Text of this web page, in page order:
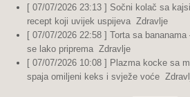
[ 07/07/2026 23:13 ] Sočni kolač sa
recept koji uvijek uspijeva Zdravlje
[ 07/07/2026 22:58 ] Torta sa
se lako priprema Zdravlje
[ 07/07/2026 10:08 ] Plazma kocke sa
spaja omiljeni keks i svježe voće